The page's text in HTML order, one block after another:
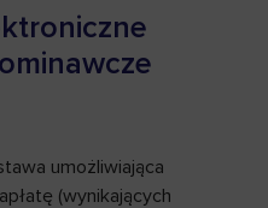
umożliwiająca
(wynikających